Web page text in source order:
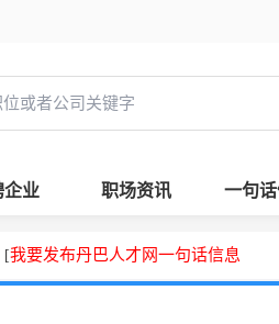
企业 职场资讯 一句
[我要发布丹巴人才网一句话信息